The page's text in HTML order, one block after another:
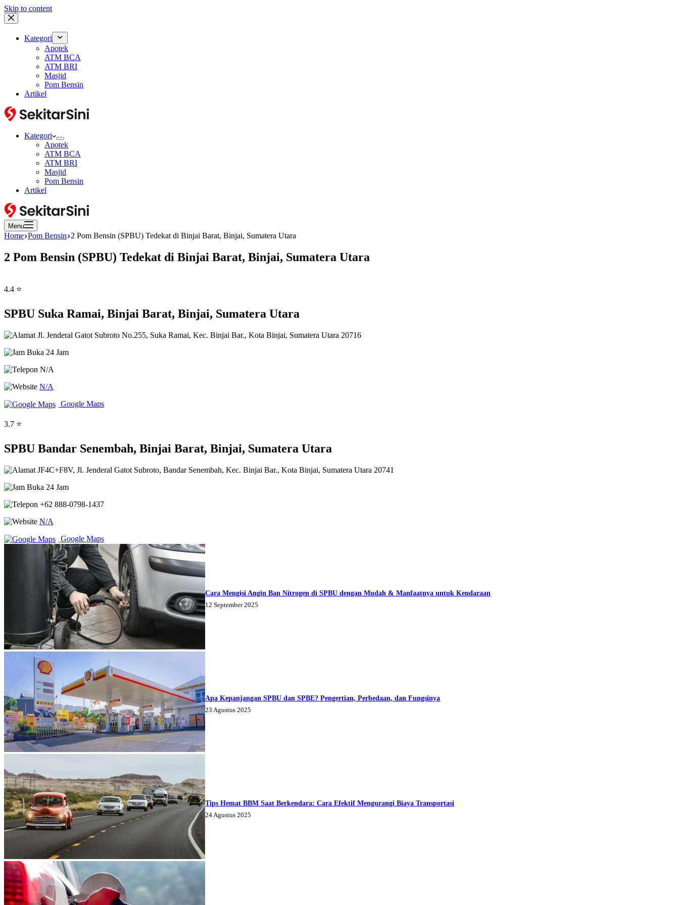
Skip to content
Kategori
Apotek
ATM BCA
ATM BRI
Masjid
Pom Bensin
Artikel
Kategori
Apotek
ATM BCA
ATM BRI
Masjid
Pom Bensin
Artikel
Menu
Home Pom Bensin 2 Pom Bensin (SPBU) Tedekat di Binjai Barat, Binjai, Sumatera Utara
2 Pom Bensin (SPBU) Tedekat di Binjai Barat, Binjai, Sumatera Utara
4.4 ⭐
SPBU Suka Ramai, Binjai Barat, Binjai, Sumatera Utara
Jl. Jenderal Gatot Subroto No.255, Suka Ramai, Kec. Binjai Bar., Kota Binjai, Sumatera Utara 20716
Buka 24 Jam
N/A
N/A
Google Maps
3.7 ⭐
SPBU Bandar Senembah, Binjai Barat, Binjai, Sumatera Utara
JF4C+F8V, Jl. Jenderal Gatot Subroto, Bandar Senembah, Kec. Binjai Bar., Kota Binjai, Sumatera Utara 20741
Buka 24 Jam
+62 888-0798-1437
N/A
Google Maps
Cara Mengisi Angin Ban Nitrogen di SPBU dengan Mudah & Manfaatnya untuk Kendaraan
12 September 2025
Apa Kepanjangan SPBU dan SPBE? Pengertian, Perbedaan, dan Fungsinya
23 Agustus 2025
Tips Hemat BBM Saat Berkendara: Cara Efektif Mengurangi Biaya Transportasi
24 Agustus 2025